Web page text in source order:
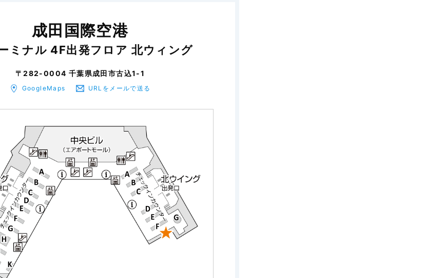
成田国際空港
ミナル 4F出発フロア 北ウィング
〒282-0004 千葉県成田市古込1-1
GoogleMaps URLをメールで送る